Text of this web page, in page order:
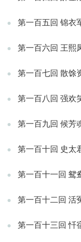
第一百五回 锦衣
第一百六回 王熙
第一百七回 散馀
第一百八回 强欢
第一百九回 候芳
第一百十回 史太
第一百十一回 鸳
第一百十二回 活
第一百十三回 忏